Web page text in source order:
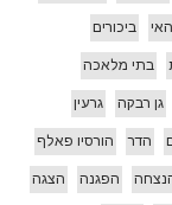
ביכורים
בתי מלאכה
גן רבקה גרעין
הדר הורסיו פאלף
הפגנה הצגה